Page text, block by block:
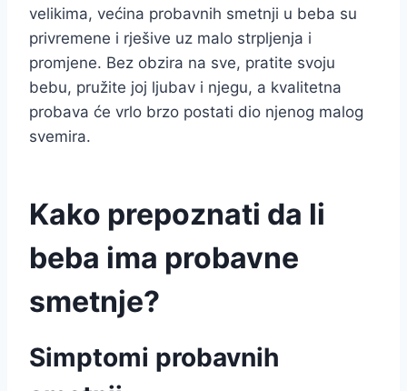
velikima, većina probavnih smetnji u beba su
privremene i rješive uz malo strpljenja i
promjene. Bez obzira na sve, pratite svoju
bebu, pružite joj ljubav i njegu, a kvalitetna
probava će vrlo brzo postati dio njenog malog
svemira.
Kako prepoznati da li
beba ima probavne
smetnje?
Simptomi probavnih